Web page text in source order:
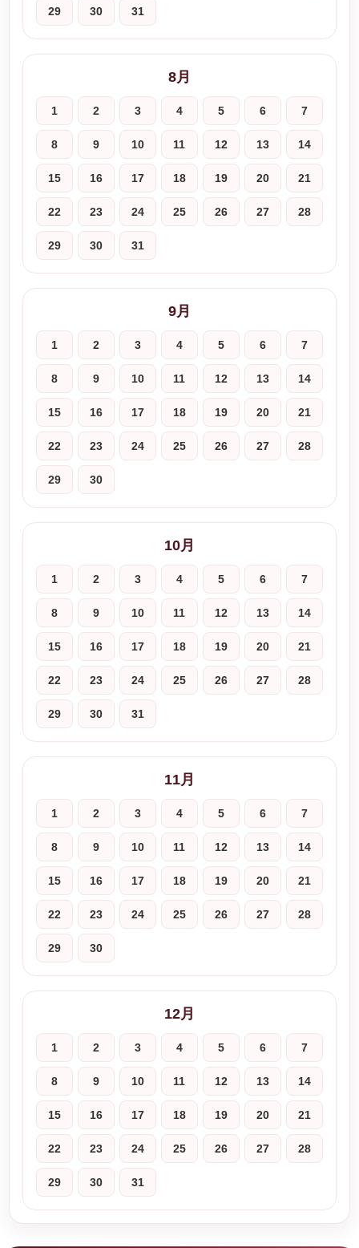
29 30 31
8月
1 2 3 4 5 6 7
8 9 10 11 12 13 14
15 16 17 18 19 20 21
22 23 24 25 26 27 28
29 30 31
9月
1 2 3 4 5 6 7
8 9 10 11 12 13 14
15 16 17 18 19 20 21
22 23 24 25 26 27 28
29 30
10月
1 2 3 4 5 6 7
8 9 10 11 12 13 14
15 16 17 18 19 20 21
22 23 24 25 26 27 28
29 30 31
11月
1 2 3 4 5 6 7
8 9 10 11 12 13 14
15 16 17 18 19 20 21
22 23 24 25 26 27 28
29 30
12月
1 2 3 4 5 6 7
8 9 10 11 12 13 14
15 16 17 18 19 20 21
22 23 24 25 26 27 28
29 30 31